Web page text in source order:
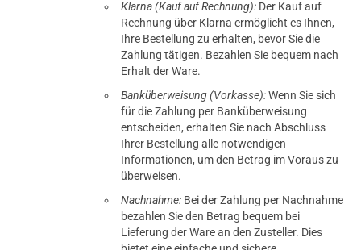
Klarna (Kauf auf Rechnung): Der Kauf auf
Rechnung über Klarna ermöglicht es Ihnen,
Ihre Bestellung zu erhalten, bevor Sie die
Zahlung tätigen. Bezahlen Sie bequem nach
Erhalt der Ware.
Banküberweisung (Vorkasse):Wenn Sie sich
für die Zahlung per Banküberweisung
entscheiden, erhalten Sie nach Abschluss
Ihrer Bestellung alle notwendigen
Informationen, um den Betrag im Voraus zu
überweisen.
Nachnahme: Bei der Zahlung per Nachnahme
bezahlen Sie den Betrag bequem bei
Lieferung der Ware an den Zusteller. Dies